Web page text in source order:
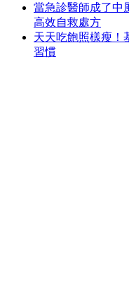
當急診醫師成了中
高效自救處方
天天吃飽照樣瘦！
習慣